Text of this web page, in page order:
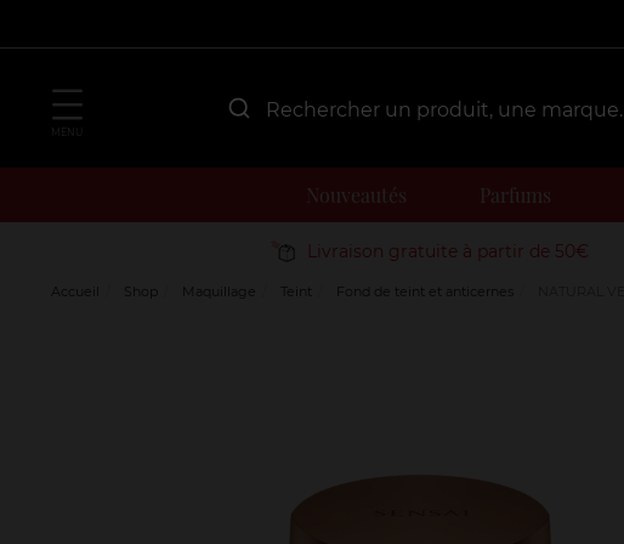
Nouveautés Parfums
Livraison gratuite à partir de 50€
Accueil Shop Maquillage Teint Fond de teint et anticernes